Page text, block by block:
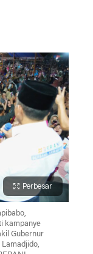
Perbesar
kampanye
Gubernur